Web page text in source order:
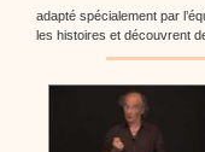
adapté spécialement par
les histoires et découvrent